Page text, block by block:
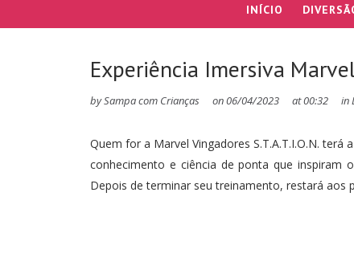
INÍCIO
Experiência Imersiva
bySampa com Crianças on06/04/2023 at00:32 in
Quem for a Marvel Vingadores S.T.A.T.I.O.N.
conhecimento e ciência de ponta que inspiram
Depois de terminar seu treinamento, restará aos